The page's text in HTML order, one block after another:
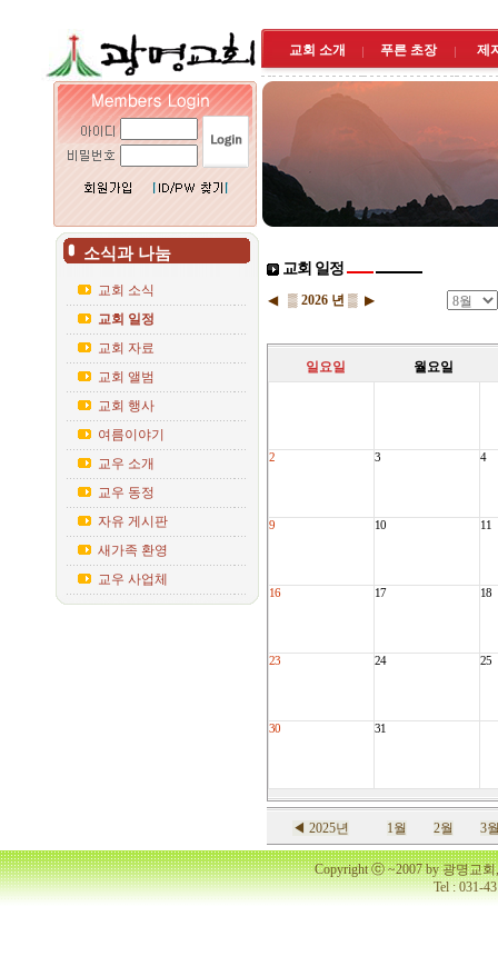
교회 소개 푸른 초장 제
소식과 나눔
교회 소식
교회 일정
교회 자료
교회 앨범
교회 행사
여름이야기
교우 소개
교우 동정
자유 게시판
새가족 환영
교우 사업체
교회 일정
◀▒ 2026 년 ▒ ▶
일요일 월요일
2 3 4
9 10 11
16 17 18
23 24 25
30 31
◀ 2025년 1월 2월 3
Copyright ⓒ ~2007 by 광명교
Tel : 031-